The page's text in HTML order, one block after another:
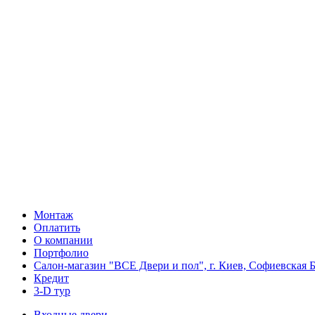
Монтаж
Оплатить
О компании
Портфолио
Салон-магазин "ВСЕ Двери и пол", г. Киев, Софиевская
Кредит
3-D тур